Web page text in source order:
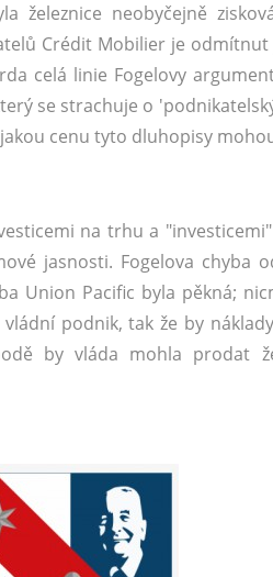
železnice neobyčejně
Crédit Mobilier je
celá linie Fogelovy
se strachuje o
cenu tyto dluhopisy
na trhu a
jasnosti. Fogelova chyba
Union Pacific byla pěkná;
podnik, tak že by
by vláda mohla prodat